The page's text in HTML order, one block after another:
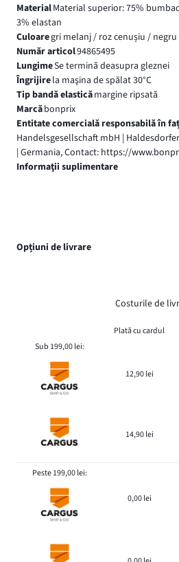
MaterialMaterial superior: 75%
3% elastan
Culoaregri melanj / roz cenușiu / negru
Număr articol94865495
LungimeSe termină deasupra gleznei
Îngrijirela maşina de spălat 30°C
Tip bandă elasticămargine ripsată
Marcăbonprix
Entitate comercială responsabilă în
Handelsgesellschaft mbH |
| Germania, Contact: https://
Informaţii suplimentare
Opțiuni de livrare
Costurile de
Plată cu cardul
Sub 199,00 lei:
12,90 lei
14,90 lei
Peste 199,00 lei:
0,00 lei